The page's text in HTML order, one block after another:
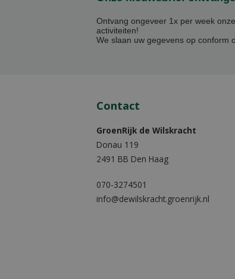
Ontvang ongeveer 1x per week
activiteiten!
We slaan uw gegevens op conform
Contact
GroenRijk de Wilskracht
Donau 119
2491 BB Den Haag
070-3274501
info@dewilskracht.groenrijk.nl